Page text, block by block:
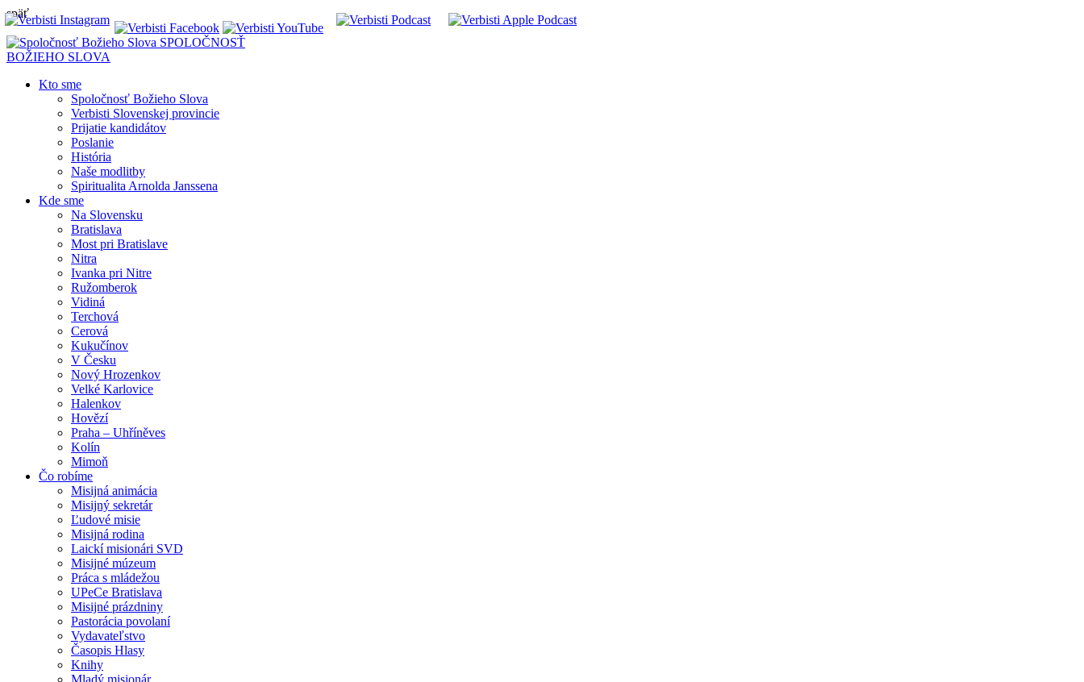
späť
SPOLOČNOSŤ
BOŽIEHO SLOVA
Kto sme
Spoločnosť Božieho Slova
Verbisti Slovenskej provincie
Prijatie kandidátov
Poslanie
História
Naše modlitby
Spiritualita Arnolda Janssena
Kde sme
Na Slovensku
Bratislava
Most pri Bratislave
Nitra
Ivanka pri Nitre
Ružomberok
Vidiná
Terchová
Cerová
Kukučínov
V Česku
Nový Hrozenkov
Velké Karlovice
Halenkov
Hovězí
Praha – Uhříněves
Kolín
Mimoň
Čo robíme
Misijná animácia
Misijný sekretár
Ľudové misie
Misijná rodina
Laickí misionári SVD
Misijné múzeum
Práca s mládežou
UPeCe Bratislava
Misijné prázdniny
Pastorácia povolaní
Vydavateľstvo
Časopis Hlasy
Knihy
Mladý misionár